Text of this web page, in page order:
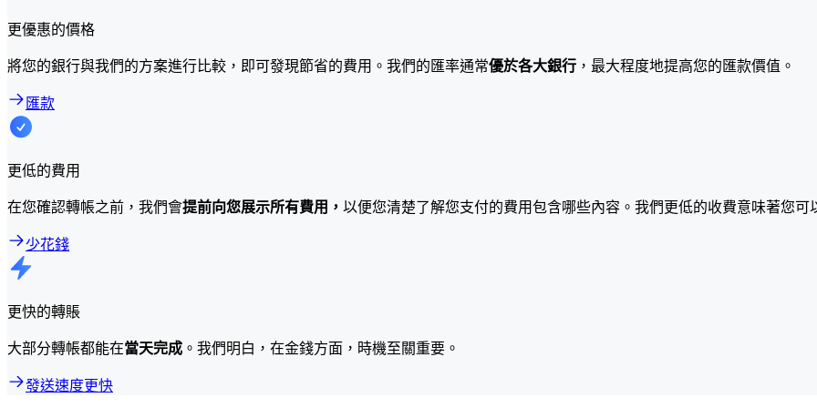
更優惠的價格
將您的銀行與我們的方案進行比較，即可發現節省的費用。我們的匯率通常優於各大銀行 ，最大程度地提高您的匯款價值。
匯款
更低的費用
在您確認轉帳之前，我們會提前向您展示所有費用， 以便您清楚了解您支付的費用包含哪些內容。我們更低的收費意味著您可
少花錢
更快的轉賬
大部分轉帳都能在當天完成 。我們明白，在金錢方面，時機至關重要。
發送速度更快